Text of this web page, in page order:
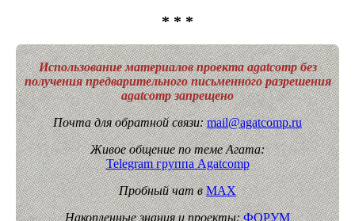
* * *
Использование материалов проекта agatcomp без
получения предварительного письменного разрешения
agatcomp запрещено
Почта для обратной связи:mail@agatcomp.ru
Живое общение по теме Агата:
Telegram группа Agatcomp
Пробный чат вMAX
Накопленные знания и проекты:ФОРУМ